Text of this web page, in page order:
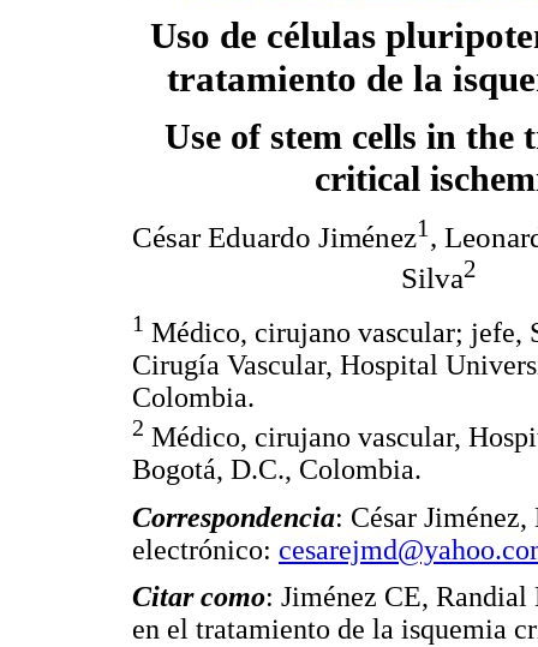
Uso de células
tratamiento de la
Use of stem cells in the
critical
César Eduardo Jiménez1 ,
Silva2
1 Médico, cirujano vascular; jefe,
Cirugía Vascular, Hospital
Colombia.
2 Médico, cirujano vascular,
Bogotá, D.C., Colombia.
Correspondencia: César
electrónico:
Citar como: Jiménez CE,
en el tratamiento de la isquemia